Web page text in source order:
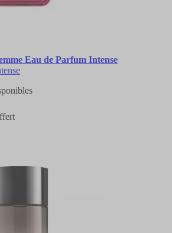
Eau de Parfum Intense